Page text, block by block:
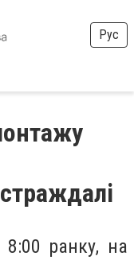
Рус
ранку, на